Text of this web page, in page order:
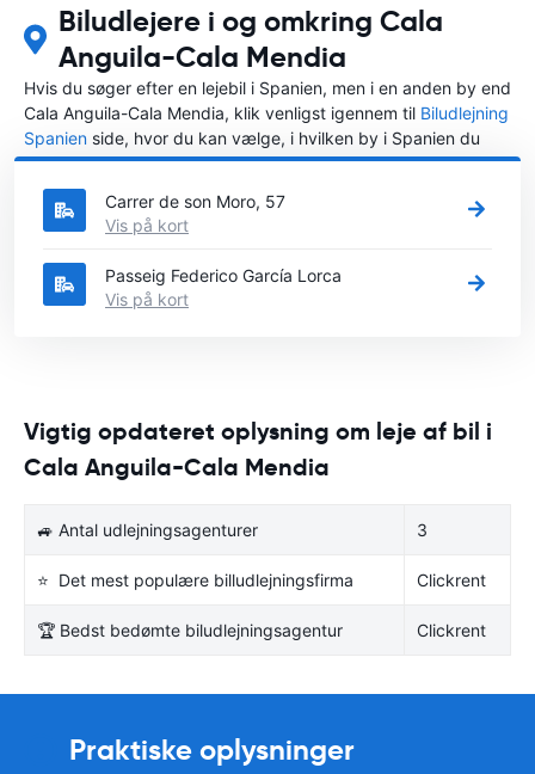
Biludlejere i og omkring Cala
Anguila-Cala Mendia
Hvis du søger efter en lejebil i Spanien, men i en anden by end
Cala Anguila-Cala Mendia, klik venligst igennem til Biludlejning
Spanien side, hvor du kan vælge, i hvilken by i Spanien du
ønsker at leje en bil.
Carrer de son Moro, 57
Vis på kort
Passeig Federico García Lorca
Vis på kort
Vigtig opdateret oplysning om leje af bil i
Cala Anguila-Cala Mendia
🚙 Antal udlejningsagenturer 3
⭐ Det mest populære billudlejningsfirma Clickrent
🏆 Bedst bedømte biludlejningsagentur Clickrent
Praktiske oplysninger